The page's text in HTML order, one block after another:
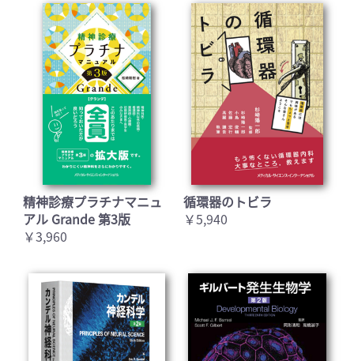
精神診療プラチナマニュ
アル Grande 第3版
￥3,960
循環器のトビラ
￥5,940